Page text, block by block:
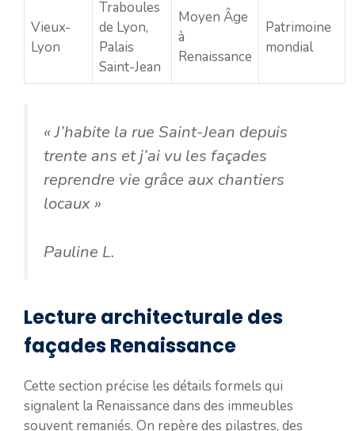
Vieux-
Lyon
Traboules
de Lyon,
Palais
Saint-Jean
Moyen Âge
à
Renaissance
Patrimoine
mondial
« J’habite la rue Saint-Jean depuis
trente ans et j’ai vu les façades
reprendre vie grâce aux chantiers
locaux »
Pauline L.
Lecture architecturale des
façades Renaissance
Cette section précise les détails formels qui
signalent la Renaissance dans des immeubles
souvent remaniés. On repère des pilastres, des